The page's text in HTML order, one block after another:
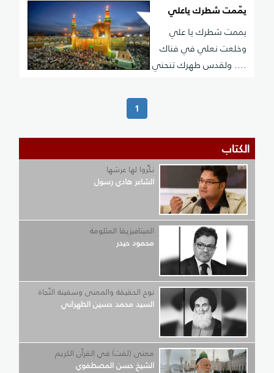
يمّمت شطرك ياعلي
يممت شطرك يا علي
وخلعت نعلي في فناك
.... ولقدس طهرك تنحني
1
الكتاب
نكِّروا لها عرشها
الشاعر هادي رسول
الميتافيزيقا المثلومة
محمود حيدر
نوح الحقيقة والمعنى وسفينة النّجاة
السيد محمد حسين الطهراني
معنى (لفت) في القرآن الكريم
الشيخ حسن المصطفوي